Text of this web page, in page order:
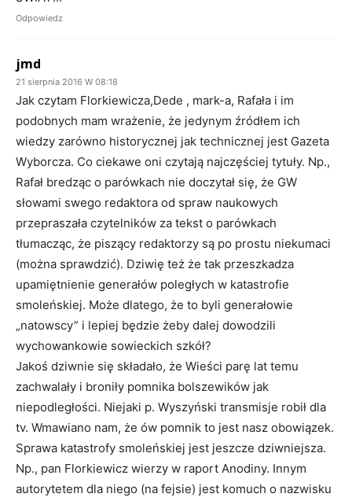
Odpowiedz
jmd
21 sierpnia 2016 W 08:18
Jak czytam Florkiewicza,Dede , mark-a, Rafała i im
podobnych mam wrażenie, że jedynym źródłem ich
wiedzy zarówno historycznej jak technicznej jest Gazeta
Wyborcza. Co ciekawe oni czytają najczęściej tytuły. Np.,
Rafał bredząc o parówkach nie doczytał się, że GW
słowami swego redaktora od spraw naukowych
przepraszała czytelników za tekst o parówkach
tłumacząc, że piszący redaktorzy są po prostu niekumaci
(można sprawdzić). Dziwię też że tak przeszkadza
upamiętnienie generałów poległych w katastrofie
smoleńskiej. Może dlatego, że to byli generałowie
„natowscy” i lepiej będzie żeby dalej dowodzili
wychowankowie sowieckich szkół?
Jakoś dziwnie się składało, że Wieści parę lat temu
zachwalały i broniły pomnika bolszewików jak
niepodległości. Niejaki p. Wyszyński transmisje robił dla
tv. Wmawiano nam, że ów pomnik to jest nasz obowiązek.
Sprawa katastrofy smoleńskiej jest jeszcze dziwniejsza.
Np., pan Florkiewicz wierzy w raport Anodiny. Innym
autorytetem dla niego (na fejsie) jest komuch o nazwisku